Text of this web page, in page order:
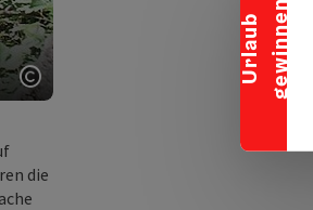
U
r
l
a
u
b
g
e
w
i
n
n
e n
Copyright öffnen
die